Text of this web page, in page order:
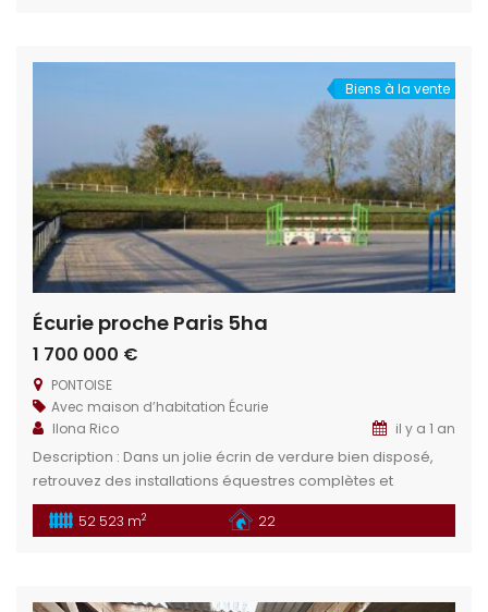
Nichée à Ploërmel, au cœur […]
Biens à la vente
Écurie proche Paris 5ha
1 700 000 €
PONTOISE
Avec maison d’habitation Écurie
Ilona Rico
il y a 1 an
Description : Dans un jolie écrin de verdure bien disposé,
retrouvez des installations équestres complètes et
fonctionnelles. Cette structure est idéale pour tous projets
professionnelles équin (écurie de propriétaires,
située entre Magny-en-Vexin (13 minutes) et Cergy
52 523 m2 22